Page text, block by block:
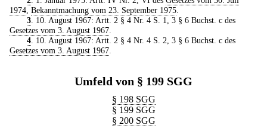
1974 Bekanntmachung vom 23. September 1975
3. 10. August 1967: Artt. 2 § 4 Nr. 4 S. 1, 3 § 6 Buchst. c des
Gesetzes vom 3. August 1967
4. 10. August 1967: Artt. 2 § 4 Nr. 4 S. 2, 3 § 6 Buchst. c des
Gesetzes vom 3. August 1967
Umfeld von § 199 SGG
§ 198 SGG
§ 199 SGG
§ 200 SGG